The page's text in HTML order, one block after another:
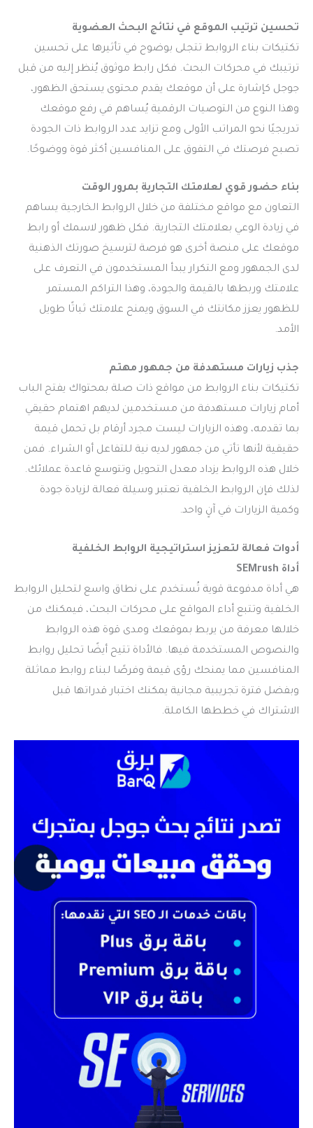
تحسين ترتيب الموقع في نتائج البحث العضوية
تكتيكات بناء الروابط تتجلى بوضوح في تأثيرها على تحسين
ترتيبك في محركات البحث. فكل رابط موثوق يُنظر إليه من قبل
جوجل كإشارة على أن موقعك يقدم محتوى يستحق الظهور،
وهذا النوع من التوصيات الرقمية يُساهم في رفع موقعك
تدريجيًا نحو المراتب الأولى ومع تزايد عدد الروابط ذات الجودة
تصبح فرصتك في التفوق على المنافسين أكثر قوة ووضوحًا.
بناء حضور قوي لعلامتك التجارية بمرور الوقت
التعاون مع مواقع مختلفة من خلال الروابط الخارجية يساهم
في زيادة الوعي بعلامتك التجارية. فكل ظهور لاسمك أو رابط
موقعك على منصة أخرى هو فرصة لترسيخ صورتك الذهنية
لدى الجمهور ومع التكرار يبدأ المستخدمون في التعرف على
علامتك وربطها بالقيمة والجودة، وهذا التراكم المستمر
للظهور يعزز مكانتك في السوق ويمنح علامتك ثباتًا طويل
الأمد.
جذب زيارات مستهدفة من جمهور مهتم
تكتيكات بناء الروابط من مواقع ذات صلة بمحتواك يفتح الباب
أمام زيارات مستهدفة من مستخدمين لديهم اهتمام حقيقي
بما تقدمه، وهذه الزيارات ليست مجرد أرقام بل تحمل قيمة
حقيقية لأنها تأتي من جمهور لديه نية للتفاعل أو الشراء. فمن
خلال هذه الروابط يزداد معدل التحويل وتتوسع قاعدة عملائك.
لذلك فإن الروابط الخلفية تعتبر وسيلة فعالة لزيادة جودة
وكمية الزيارات في آنٍ واحد.
أدوات فعالة لتعزيز استراتيجية الروابط الخلفية
أداة SEMrush
هي أداة مدفوعة قوية تُستخدم على نطاق واسع لتحليل الروابط
الخلفية وتتبع أداء المواقع على محركات البحث، فيمكنك من
خلالها معرفة من يربط بموقعك ومدى قوة هذه الروابط
والنصوص المستخدمة فيها. فالأداة تتيح أيضًا تحليل روابط
المنافسين مما يمنحك رؤى قيمة وفرصًا لبناء روابط مماثلة
وبفضل فترة تجريبية مجانية يمكنك اختبار قدراتها قبل
الاشتراك في خططها الكاملة.